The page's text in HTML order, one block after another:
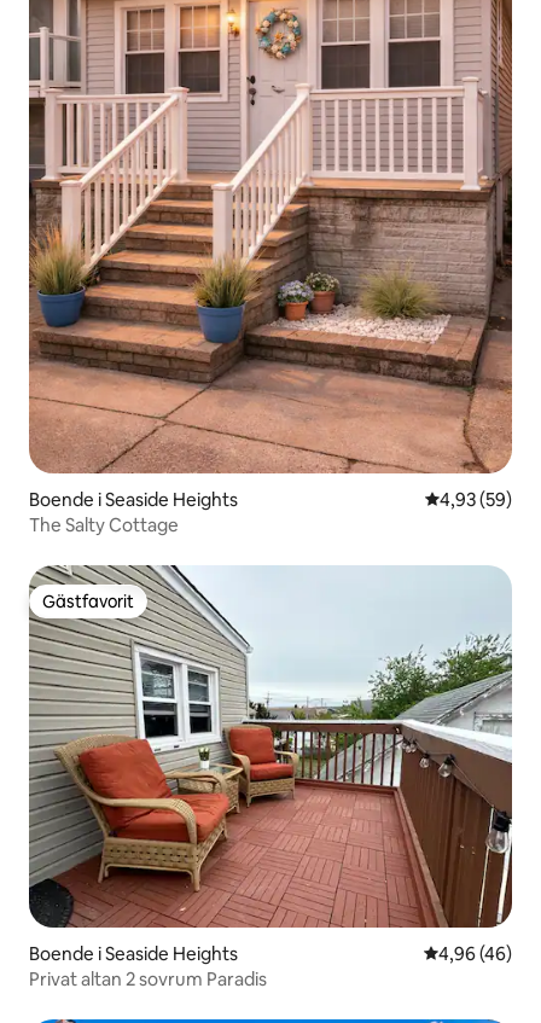
Boende i Seaside Heights 4,93 av 5 i
4,93 (59)
The Salty Cottage
Gästfavorit
Gästfavorit
Boende i Seaside Heights 4,96 av 5 i
4,96 (46)
Privat altan 2 sovrum Paradis